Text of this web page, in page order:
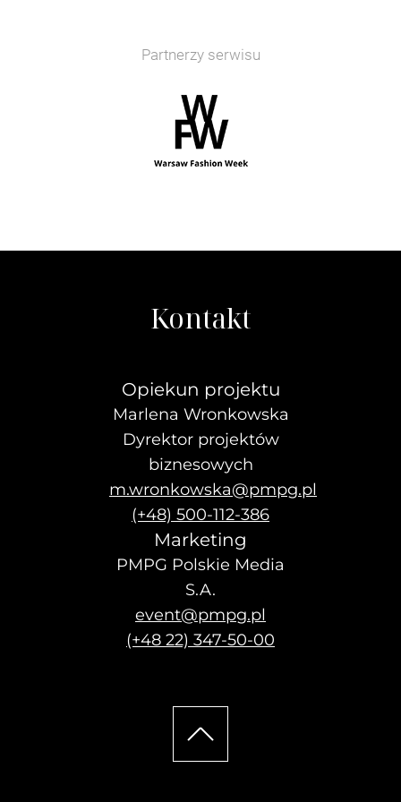
Partnerzy serwisu
Kontakt
Opiekun projektu
Marlena Wronkowska
Dyrektor projektów
biznesowych
m.wronkowska@pmpg.pl
(+48) 500-112-386
Marketing
PMPG Polskie Media
S.A.
event@pmpg.pl
(+48 22) 347-50-00